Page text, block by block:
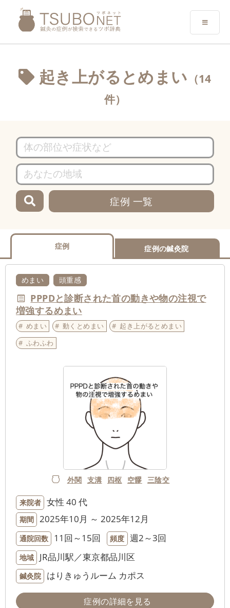
起き上がるとめまい （14
件）
症例 一覧
症例 症例の鍼灸院
めまい 頭重感
PPPDと診断された首の動きや物の注視で
増強するめまい
めまい 動くとめまい
起き上がるとめまい
ふわふわ
外関 支溝 四枢 空髎 三陰交
来院者 女性 40 代
期間 2025年10月 ～ 2025年12月
通院回数 11回～15回 頻度 週2～3回
地域 JR品川駅／東京都品川区
鍼灸院 はりきゅうルーム カポス
症例の詳細を見る